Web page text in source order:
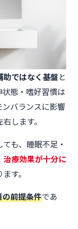
助ではなく基盤と
態・嗜好習慣は
バランスに影響
します。
も、睡眠不足・
治療効果が十分に
す。
前提条件であ